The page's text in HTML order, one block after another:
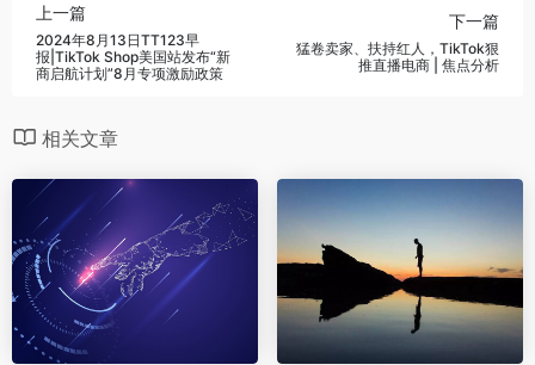
上一篇
2024年8月13日TT123早
报|TikTok Shop美国站发布“新
商启航计划”8月专项激励政策
下一篇
猛卷卖家、扶持红人，TikTok狠
推直播电商 | 焦点分析
相关文章